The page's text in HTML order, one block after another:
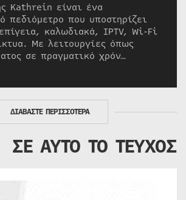
Kathrein είναι ένα
πεδιόμετρο που υποστηρίζει
καλωδιακά, IPTV, Wi-Fi
Με λειτουργίες όπως
σε πραγματικό χρόν…
ΔΙΑΒΑΣΤΕ ΠΕΡΙΣΣΟΤΕΡΑ
ΣΕ ΑΥΤΟ ΤΟ ΤΕΥΧΟΣ